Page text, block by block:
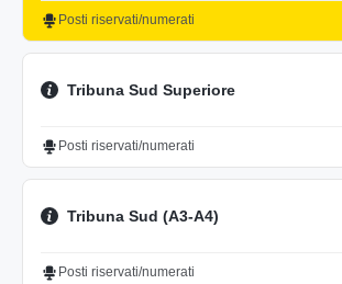
Posti riservati/numerati
Tribuna Sud Superiore
Posti riservati/numerati
Tribuna Sud (A3-A4)
Posti riservati/numerati